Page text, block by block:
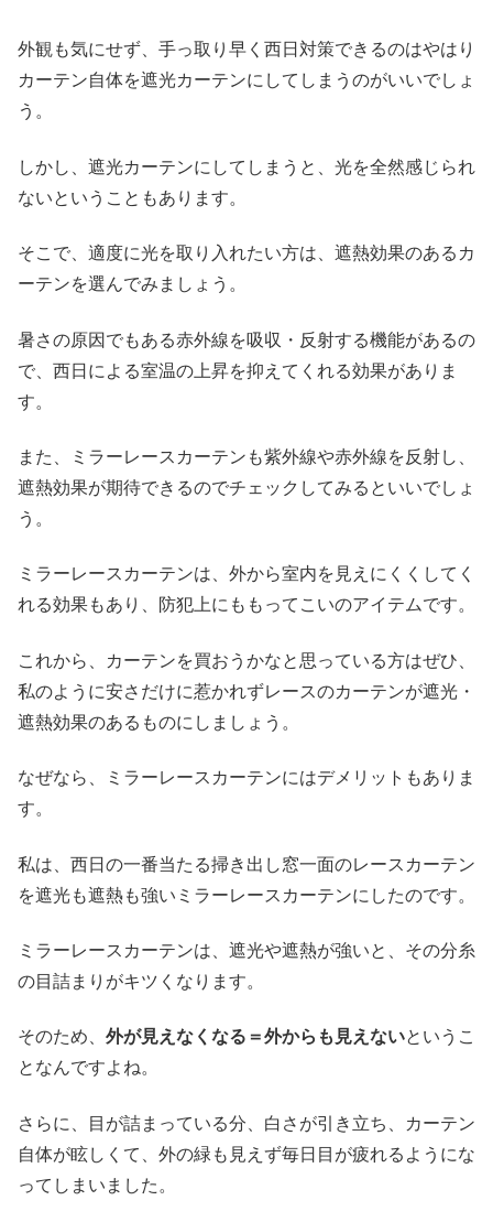
外観も気にせず、手っ取り早く西日対策できるのはやはり
カーテン自体を遮光カーテンにしてしまうのがいいでしょ
う。
しかし、遮光カーテンにしてしまうと、光を全然感じられ
ないということもあります。
そこで、適度に光を取り入れたい方は、遮熱効果のあるカ
ーテンを選んでみましょう。
暑さの原因でもある赤外線を吸収・反射する機能があるの
で、西日による室温の上昇を抑えてくれる効果がありま
す。
また、ミラーレースカーテンも紫外線や赤外線を反射し、
遮熱効果が期待できるのでチェックしてみるといいでしょ
う。
ミラーレースカーテンは、外から室内を見えにくくしてく
れる効果もあり、防犯上にももってこいのアイテムです。
これから、カーテンを買おうかなと思っている方はぜひ、
私のように安さだけに惹かれずレースのカーテンが遮光・
遮熱効果のあるものにしましょう。
なぜなら、ミラーレースカーテンにはデメリットもありま
す。
私は、西日の一番当たる掃き出し窓一面のレースカーテン
を遮光も遮熱も強いミラーレースカーテンにしたのです。
ミラーレースカーテンは、遮光や遮熱が強いと、その分糸
の目詰まりがキツくなります。
そのため、 外が見えなくなる＝外からも見えないというこ
となんですよね。
さらに、目が詰まっている分、白さが引き立ち、カーテン
自体が眩しくて、外の緑も見えず毎日目が疲れるようにな
ってしまいました。